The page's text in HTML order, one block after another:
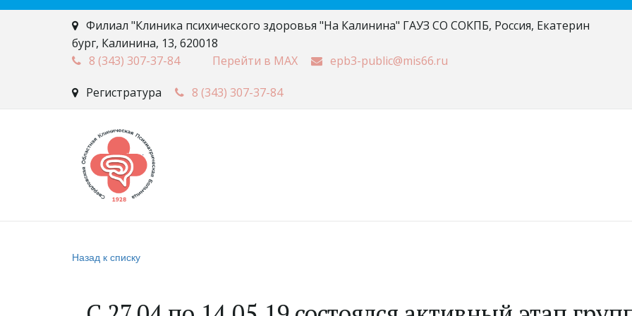
Филиал "Клиника психического здоровья "На Калинина" ГАУЗ СО СОКПБ, Россия, Екатерин
бург, Калинина, 13, 620018
8 (343) 307-37-84 Перейти в MAX epb3-public@mis66.ru
Регистратура 8 (343) 307-37-84
Назад к списку